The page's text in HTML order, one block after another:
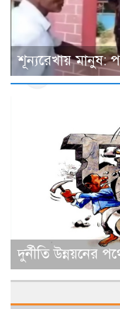
শূন্যরেখায় মানুষ:
দুর্নীতি উন্নয়নের